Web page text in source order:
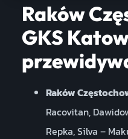
Raków
GKS
Raków
Racovitan,
Repka, Silva –